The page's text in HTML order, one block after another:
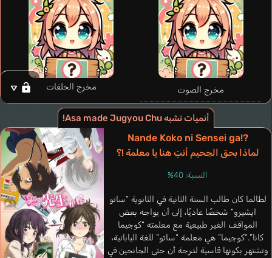
مخرج الصوت مخرج الحلقات
أنميات تشبه Asa made Jugyou Chu!
Nande Koko ni Sensei ga!?
لماذا بحق الجحيم أنتِ هنا يا معلمة !؟
النسبة: 40%
لطالما كان طالب السنة الثانية في الثانوية “ساتو
ايشيرو” شخصًا عاديًا، إلى أن يواجه بعض
المواقف الغير طبيعية مع معلمته “كوجيما
كانا”.“كوجيما” هي معلمة “ساتو” للغة اليابانية،
وتشتهر بكونها قاسية لدرجة أن حتى الجانحين في